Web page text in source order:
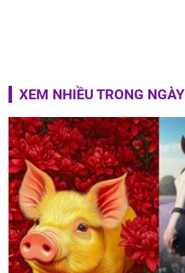
XEM NHIỀU TRONG NGÀY